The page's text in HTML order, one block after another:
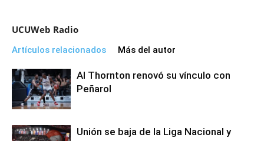
UCUWeb Radio
Artículos relacionados Más del autor
Al Thornton renovó su vínculo con
Peñarol
Unión se baja de la Liga Nacional y